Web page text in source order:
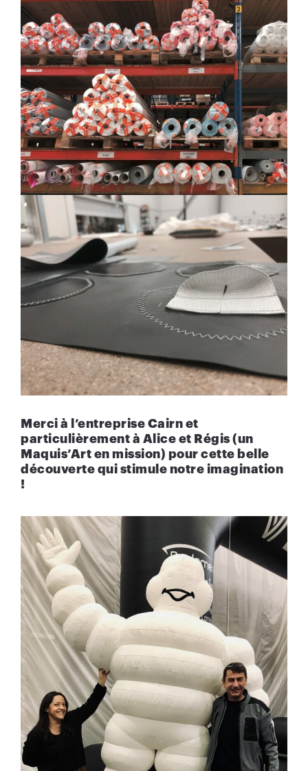
Merci à l’entreprise Cairn et
particulièrement à Alice et Régis (un
Maquis’Art en mission) pour cette belle
découverte qui stimule notre imagination
!